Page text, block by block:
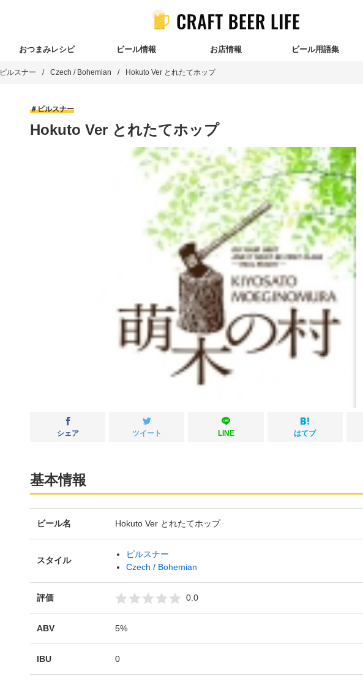
おつまみレシピ ビール情報 お店情報 ビール用語集
ピルスナー Czech / Bohemian Hokuto Ver とれたてホップ
ピルスナー
Hokuto Ver とれたてホップ
シェア ツイート LINE はてブ
基本情報
ビール名 Hokuto Ver とれたてホップ
スタイル
ピルスナー
Czech / Bohemian
評価 0.0
ABV 5%
IBU 0